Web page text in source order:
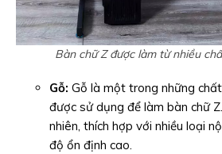
Bàn chữ Z được làm từ nhiều
Gỗ: Gỗ là một trong những
được sử dụng để làm bàn chữ
nhiên, thích hợp với nhiều loại
độ ổn định cao.